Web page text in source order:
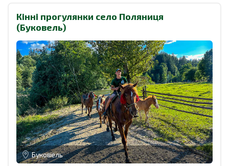
Кінні прогулянки село Поляниця
(Буковель)
Буковель